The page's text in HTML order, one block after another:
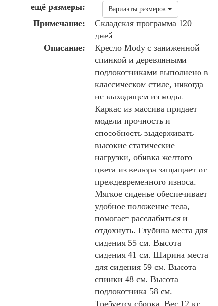
ещё размеры:
Варианты размеров
Примечание:
Складская программа 120
дней
Описание:
Кресло Mody с заниженной
спинкой и деревянными
подлокотниками выполнено в
классическом стиле, никогда
не выходящем из моды.
Каркас из массива придает
модели прочность и
способность выдерживать
высокие статические
нагрузки, обивка желтого
цвета из велюра защищает от
преждевременного износа.
Мягкое сиденье обеспечивает
удобное положение тела,
помогает расслабиться и
отдохнуть. Глубина места для
сидения 55 см. Высота
сидения 41 см. Ширина места
для сидения 59 см. Высота
спинки 48 см. Высота
подлокотника 58 см.
Требуется сборка. Вес 12 кг.